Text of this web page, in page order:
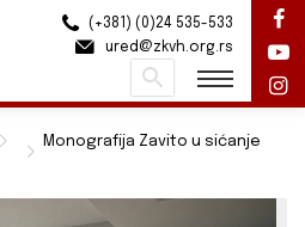
Monografija Zavito u sićanje
(+381) (0)24 535-533
ured@zkvh.org.rs
Pretraži